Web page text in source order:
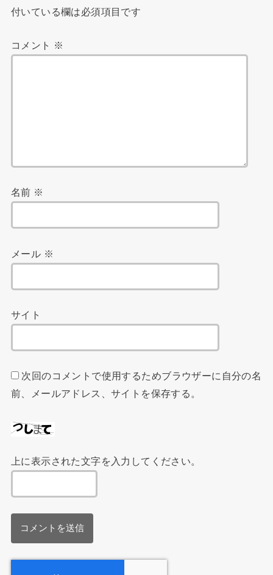
付いている欄は必須項目です
コメント ※
名前 ※
メール ※
サイト
次回のコメントで使用するためブラウザーに自分の名
前、メールアドレス、サイトを保存する。
上に表示された文字を入力してください。